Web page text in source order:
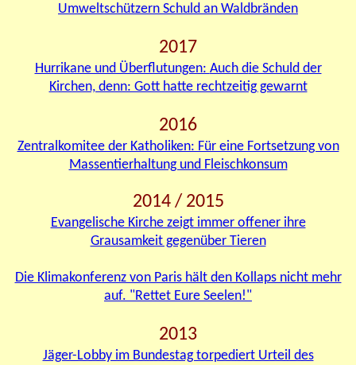
Umweltschützern Schuld an Waldbränden
2017
Hurrikane und Überflutungen: Auch die Schuld der
Kirchen, denn: Gott hatte rechtzeitig gewarnt
2016
Zentralkomitee der Katholiken: Für eine Fortsetzung von
Massentierhaltung und Fleischkonsum
2014 / 2015
Evangelische Kirche zeigt immer offener ihre
Grausamkeit gegenüber Tieren
Die Klimakonferenz von Paris hält den Kollaps nicht mehr
auf. "Rettet Eure Seelen!"
2013
Jäger-Lobby im Bundestag torpediert Urteil des